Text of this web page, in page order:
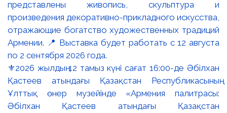
⚜️2026 жылдың 12 тамыз күні сағат 16:00-де Әбілхан
Қастеев атындағы Қазақстан Республикасының
Ұлттық өнер музейінде «Армения палитрасы:
Әбілхан Қастеев атындағы Қазақстан